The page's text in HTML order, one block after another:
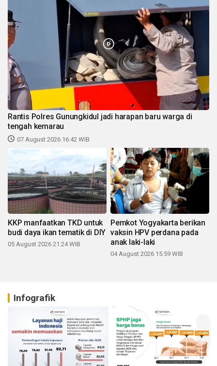
Rantis Polres Gunungkidul jadi harapan baru warga di
tengah kemarau
07 August 2026 16:42 WIB
KKP manfaatkan TKD untuk
budi daya ikan tematik di DIY
05 August 2026 21:24 WIB
Pemkot Yogyakarta berikan
vaksin HPV perdana pada
anak laki-laki
04 August 2026 15:59 WIB
Infografik